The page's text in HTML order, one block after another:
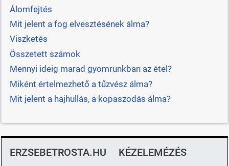
Álomfejtés
Mit jelent a fog elvesztésének álma?
Viszketés
Összetett számok
Mennyi ideig marad gyomrunkban az étel?
Miként értelmezhető a tűzvész álma?
Mit jelent a hajhullás, a kopaszodás álma?
ERZSEBETROSTA.HU KÉZELEMÉZÉS